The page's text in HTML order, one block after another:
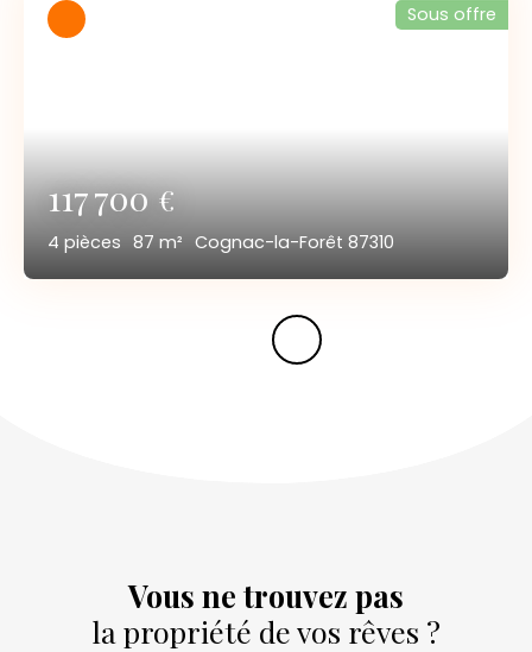
117 700€
4 pièces 87 m² Cognac-la-Forêt 87310
Sous offre
Vous ne trouvez pas
la propriété de vos rêves ?